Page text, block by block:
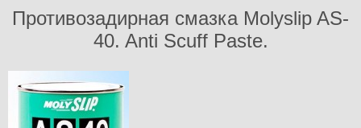
Противозадирная смазка Molyslip AS-
40. Anti Scuff Paste.